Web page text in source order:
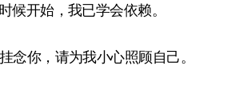
开始，我已学会依赖。
你，请为我小心照顾自己。